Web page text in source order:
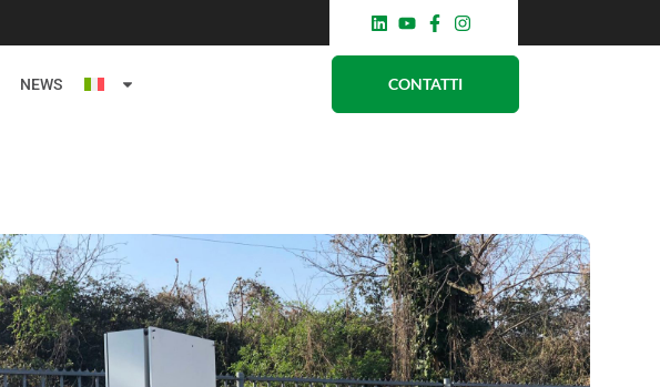
NEWS CONTATTI